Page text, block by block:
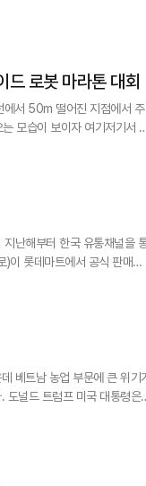
이드 로봇 마라톤 대회
모습이 보이자 여기저기서
세계 최초로 21.0975㎞ 길이
난해부터 한국 유통채널을
이 롯데마트에서 공식 판매되
로잡으며 베트남 과일의 품
베트남 농업 부문에 큰 위기
부과하기로 했다. 트럼프 대